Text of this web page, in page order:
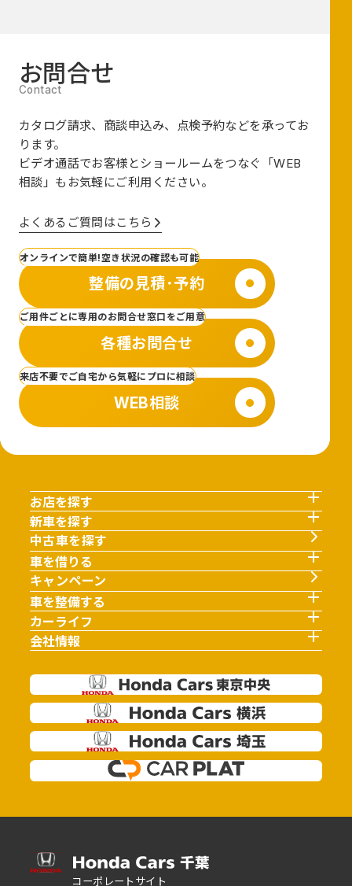
お問合せ
カタログ請求、商談申込み、点検予約などを承ってお
ります。
ビデオ通話でお客様とショールームをつなぐ
「WEB
相談」も お気軽にご利用ください。
よくあるご質問はこちら
オンラインで簡単!空き状況の確認も可能
整備の見積･予約
ご用件ごとに専用のお問合せ窓口をご用意
各種お問合せ
来店不要でご自宅から気軽にプロに相談
WEB相談
お店を探す
新車を探す
中古車を探す
車を借りる
キャンペーン
車を整備する
カーライフ
会社情報
コーポレートサイト